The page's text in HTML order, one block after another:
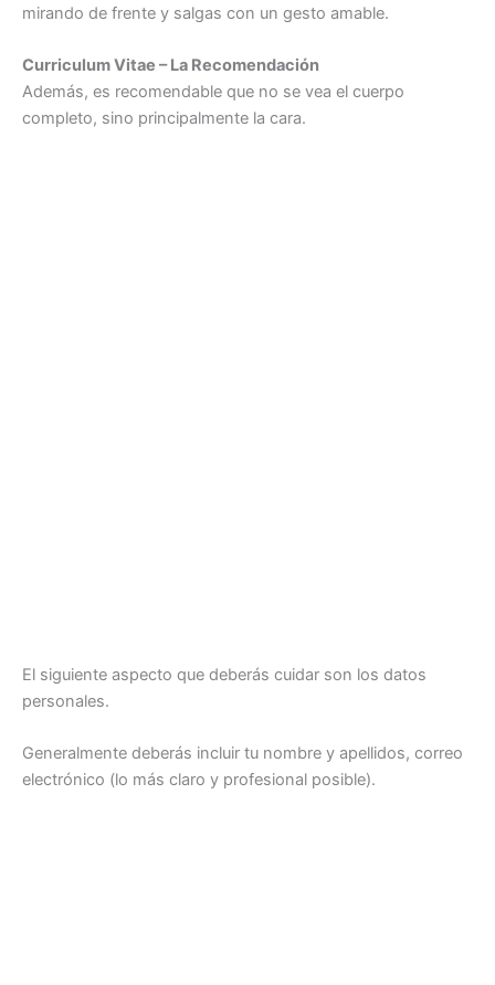
mirando de frente y salgas con un gesto amable.
Curriculum Vitae – La Recomendación
Además, es recomendable que no se vea el cuerpo
completo, sino principalmente la cara.
El siguiente aspecto que deberás cuidar son los datos
personales.
Generalmente deberás incluir tu nombre y apellidos, correo
electrónico (lo más claro y profesional posible).